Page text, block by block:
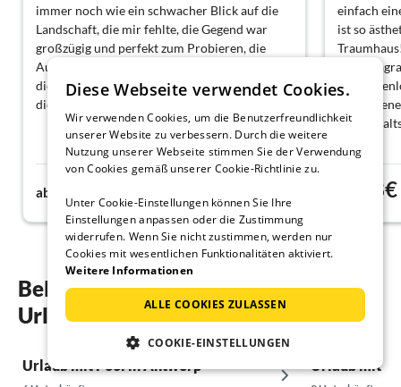
immer noch wie ein schwacher Blick auf die
Landschaft, die mir fehlte, die Gegend war
großzügig und perfekt zum Probieren, die
Aussicht auf die Details und die Innenräume,
die wirklich gut waren, aber nicht so groß und
die Früchte, die sie trugen
ab
einfach
ist so
für
das
war
68€
Beliebte Regionen und Orte für ihren
Urlaub mit Pool in Baarle-Nassau
Urlaub mit Pool in Antwerp Urlaub mit
Diese Webseite verwendet Cookies.
Wir verwenden Cookies, um die Benutzerfreundlichkeit
unserer Website zu verbessern. Durch die weitere
Nutzung unserer Webseite stimmen Sie der Verwendung
von Cookies gemäß unserer Cookie-Richtlinie zu.
Unter Cookie-Einstellungen können Sie Ihre
Einstellungen anpassen oder die Zustimmung
widerrufen. Wenn Sie nicht zustimmen, werden nur
Cookies mit wesentlichen Funktionalitäten aktiviert.
Weitere Informationen
ALLE COOKIES ZULASSEN
COOKIE-EINSTELLUNGEN